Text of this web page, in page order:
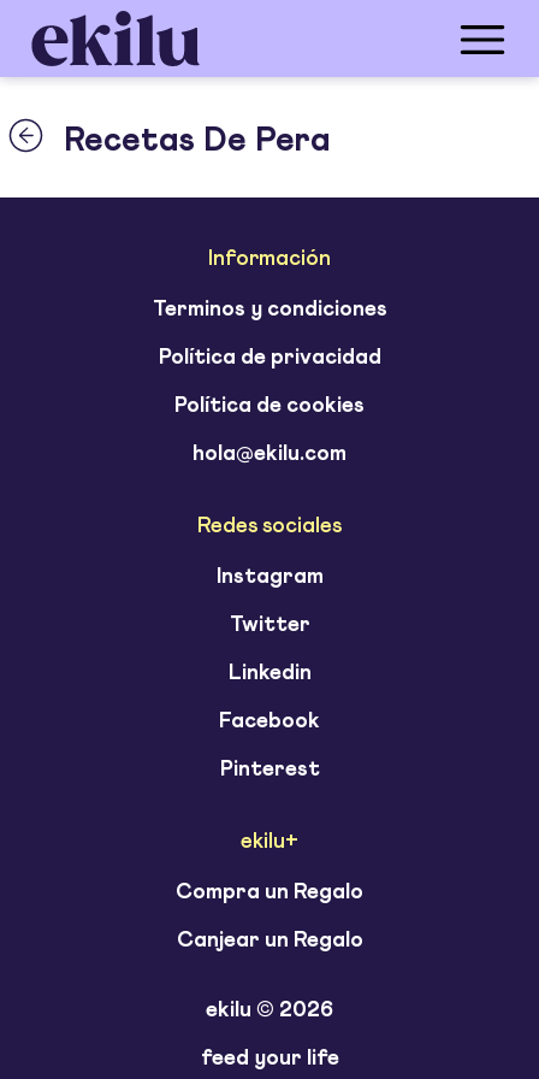
Recetas De Pera
Información
Terminos y condiciones
Política de privacidad
Política de cookies
hola@ekilu.com
Redes sociales
Instagram
Twitter
Linkedin
Facebook
Pinterest
ekilu+
Compra un Regalo
Canjear un Regalo
ekilu © 2026
feed your life